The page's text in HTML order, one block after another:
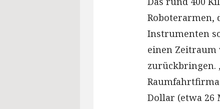
Roboterarmen,
Instrumenten
einen Zeitraum
zurückbringen.
Dollar (etwa 26